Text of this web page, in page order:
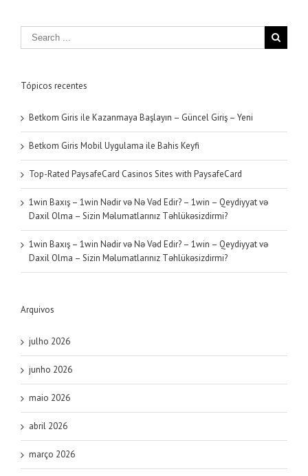
Tópicos recentes
Betkom Giris ile Kazanmaya Başlayın – Güncel Giriş – Yeni
Betkom Giris Mobil Uygulama ile Bahis Keyfi
Top-Rated PaysafeCard Casinos Sites with PaysafeCard
1win Baxış – 1win Nədir və Nə Vəd Edir? – 1win – Qeydiyyat və
Daxil Olma – Sizin Məlumatlarınız Təhlükəsizdirmi?
1win Baxış – 1win Nədir və Nə Vəd Edir? – 1win – Qeydiyyat və
Daxil Olma – Sizin Məlumatlarınız Təhlükəsizdirmi?
Arquivos
julho 2026
junho 2026
maio 2026
abril 2026
março 2026